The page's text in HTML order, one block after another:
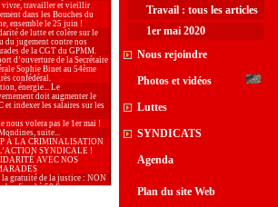
vivre, travailler et vieillir
dans les Bouches du
ensemble le 25 juin !
de lutte et colère sur le
du jugement contre nos
de la CGT du GPMM.
d’ouverture de la Secrétaire
Sophie Binet au 54ème
confédéral.
énergie... Le
doit augmenter le
et indexer les salaires sur les
nous volera pas le 1er mai !
suite...
À LA CRIMINALISATION
SYNDICALE !
AVEC NOS
la gratuité de la justice : NON
fiscal à 50 €
Travail : tous les articles
1er mai 2020
Nous rejoindre
Photos et vidéos
Luttes
SYNDICATS
Agenda
Plan du site Web